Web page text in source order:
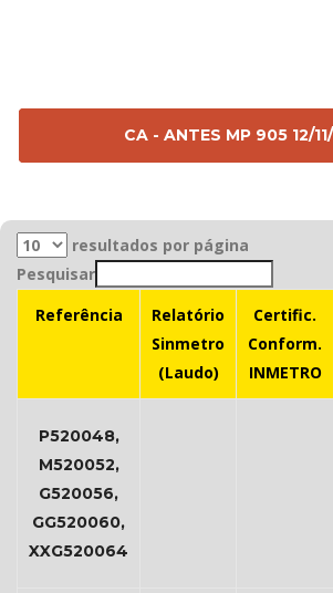
CA - ANTES MP 905 12/
resultados por página
Pesquisar
Referência
Relatório
Sinmetro
(Laudo)
Certific.
Conform.
INMETRO
P520048,
M520052,
G520056,
GG520060,
XXG520064